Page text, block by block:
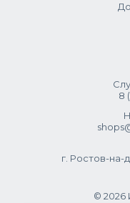
8
г. Ростов-на-
© 2026